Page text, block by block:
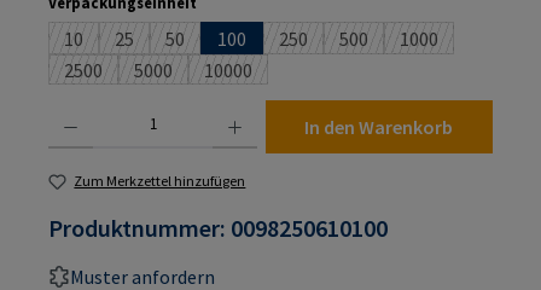
10(Diese Option ist zurzeit nicht verfügbar.)
25(Diese Option ist zurzeit nicht verfügbar.)
50(Diese Option ist zurzeit nicht verfügbar.)
100 250(Diese Option ist zurzeit nicht
500(Diese Option ist zurzeit
1000(Diese Option
2500(Diese Option ist zurzeit nicht verfügbar.)
5000(Diese Option ist zurzeit nicht verfügbar.)
10000(Diese Option ist zurzeit nicht verfügbar.)
In den Warenkorb
Zum Merkzettel hinzufügen
Produktnummer: 0098250610100
Muster anfordern